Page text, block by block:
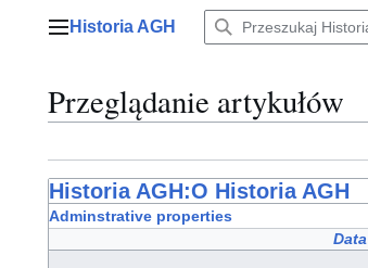
Menu główne
Historia AGH
Przeglądanie artykułów
Historia AGH:O Historia AGH
Adminstrative properties